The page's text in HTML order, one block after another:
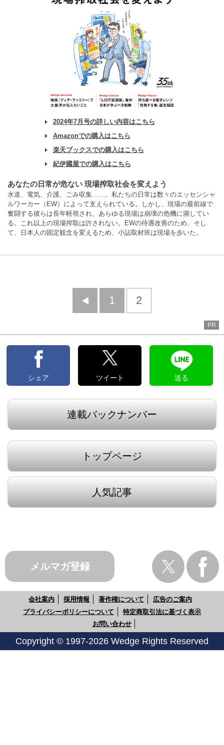
2024年7月号の詳しい内容はこちら
Amazonでの購入はこちら
楽天ブックスでの購入はこちら
紀伊國屋での購入はこちら
あなたの日常が危ない 現場搾取社会を変えよう
水道、電気、介護、ごみ収集……。私たちの日常は数々のエッセンシャ
ルワーカー（EW）によって支えられている。しかし、現場の最前線で
奮闘する彼らは長年軽視され、あらゆる現場は崩壊の危機に瀕してい
る。これ以上の現場搾取は許されない。EWの待遇改善のため、そし
て、日本人の固定観念を変えるため、小誌取材班は現場を歩いた。
前
1 2
PR
シェア ツイート 送る
連載バックナンバー
トップページ
人気記事
メルマガ登録
会社案内 採用情報 著作権について
広告のご案内
プライバシーポリシーについて
特定商取引法に基づく表示
お問い合わせ
Copyright © 1997-2026 Wedge Rights Reserved